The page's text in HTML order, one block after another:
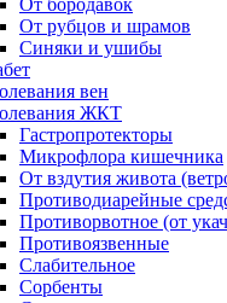
От бородавок
От рубцов и шрамов
Синяки и ушибы
вен
ЖКТ
Гастропротекторы
Микрофлора кишечника
От вздутия живота
Противодиарейные
Противорвотное (от
Противоязвенные
Слабительное
Сорбенты